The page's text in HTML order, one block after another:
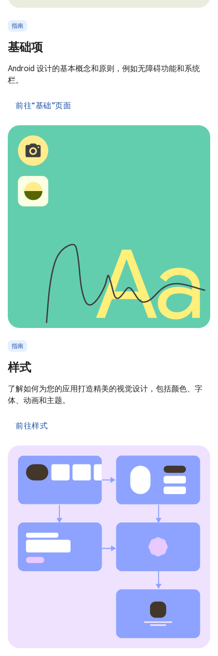
指南
基础项
Android 设计的基本概念和原则，例如无障碍功能和系统
栏。
前往“基础”页面
指南
样式
了解如何为您的应用打造精美的视觉设计，包括颜色、字
体、动画和主题。
前往样式